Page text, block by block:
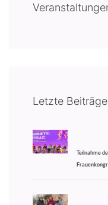
Letzte Beiträge
Teilnahme